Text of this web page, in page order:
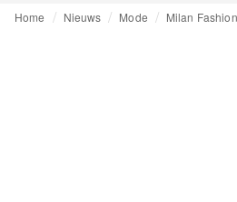
Home Nieuws Mode